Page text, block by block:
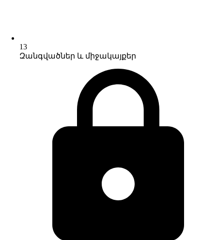
13
Զանգվածներ և միջակայքեր